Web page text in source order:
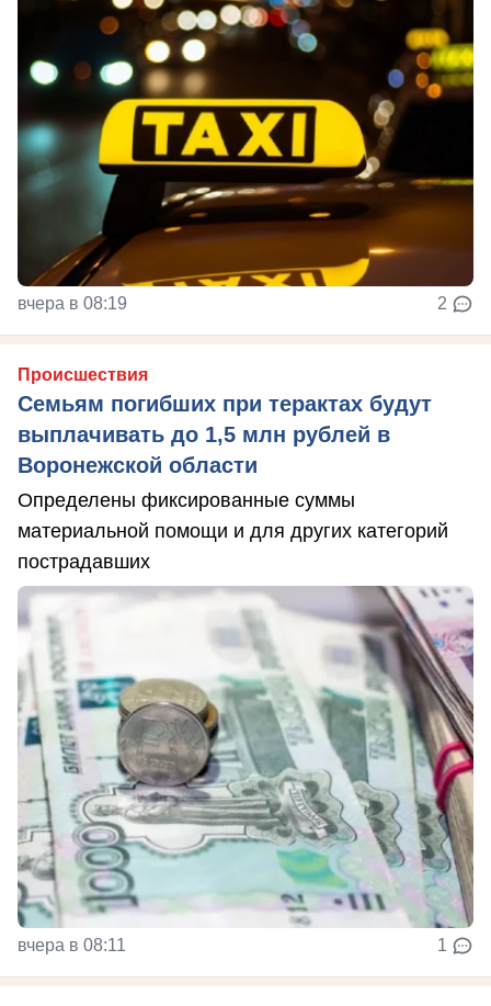
вчера в 08:19 2
Происшествия
Семьям погибших при терактах будут
выплачивать до 1,5 млн рублей в
Воронежской области
Определены фиксированные суммы
материальной помощи и для других категорий
пострадавших
вчера в 08:11 1